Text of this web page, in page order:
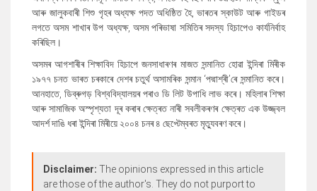
আৰু জালুকবাৰী শিশু গৃহৰ অধ্যক্ষ পদত অধিষ্ঠিত হৈ, ভাৰতৰ স্কাউট আৰু গাইডৰ
লগতে অসম শাখাৰ উপ অধ্যক্ষ, অসম পৰিভাষা সমিতিৰ সদস্য হিচাপেও কাৰ্যনিৰ্বাহ
কৰিছিল।
অসমৰ আগশাৰীৰ শিক্ষাবিদ হিচাপে জনসাধাৰণৰ মাজত সন্মানিত হোৱা ইন্দিৰা মিৰীক
১৯৭৭ চনত ভাৰত চৰকাৰে দেশৰ চতুৰ্থ অসামৰিক সন্মান ‘পদ্মাশ্ৰী’ৰে সন্মানিত কৰে।
আনহাতে, ডিব্ৰুগড় বিশ্ববিদ্যালয়ৰ পৰাও ডি লিট উপাধি লাভ কৰে। মহিলাৰ শিক্ষা
আৰু সামাজিক অস্পৃশ্যতা দূৰ কৰাৰ ক্ষেত্ৰত নাৰী সবলীকৰণৰ ক্ষেত্ৰত এক উজ্জ্বল
আদৰ্শ দাঙি ধৰা ইন্দিৰা মিৰীয়ে ২০০৪ চনৰ ৪ ছেপ্টেম্বৰত মৃত্যুবৰণ কৰে।
Disclaimer: The opinions expressed in this article
are those of the author's. They do not purport to